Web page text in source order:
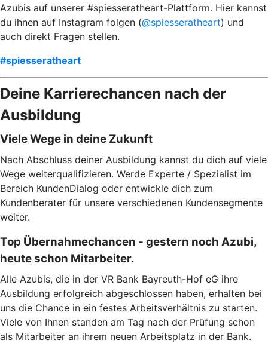
Azubis auf unserer #spiesseratheart-Plattform. Hier kannst
du ihnen auf Instagram folgen (@spiesseratheart) und
auch direkt Fragen stellen.
#spiesseratheart
Deine Karrierechancen nach der
Ausbildung
Viele Wege in deine Zukunft
Nach Abschluss deiner Ausbildung kannst du dich auf viele
Wege weiterqualifizieren. Werde Experte / Spezialist im
Bereich KundenDialog oder entwickle dich zum
Kundenberater für unsere verschiedenen Kundensegmente
weiter.
Top Übernahmechancen - gestern noch Azubi,
heute schon Mitarbeiter.
Alle Azubis, die in der VR Bank Bayreuth-Hof eG ihre
Ausbildung erfolgreich abgeschlossen haben, erhalten bei
uns die Chance in ein festes Arbeitsverhältnis zu starten.
Viele von Ihnen standen am Tag nach der Prüfung schon
als Mitarbeiter an ihrem neuen Arbeitsplatz in der Bank.